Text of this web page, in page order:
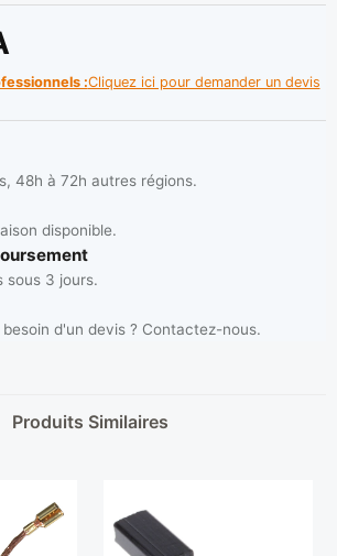
:Cliquez ici pour demander un devis
48h à 72h autres régions.
disponible.
sous 3 jours.
d'un devis ? Contactez-nous.
Produits Similaires